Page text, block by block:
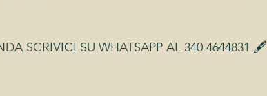
SCRIVICI SU WHATSAPP AL 340 4644831 🖋️